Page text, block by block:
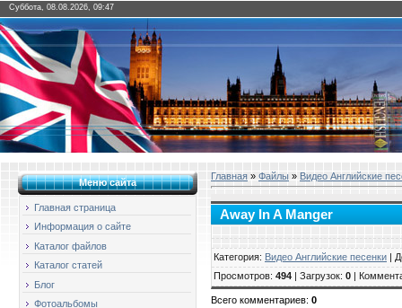
Суббота, 08.08.2026, 09:47
Меню сайта
Главная страница
Информация о сайте
Каталог файлов
Каталог статей
Блог
Фотоальбомы
Главная » Файлы » Видео Английские
Away In A Manger
Категория: Видео Английские песенки |
Просмотров: 494 | Загрузок: 0 |
Всего комментариев: 0